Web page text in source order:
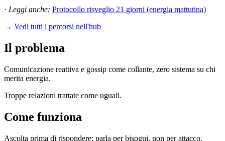
· Leggi anche: Protocollo risveglio 21 giorni (energia mattutina)
→ Vedi tutti i percorsi nell'hub
Il problema
Comunicazione reattiva e gossip come collante, zero sistema su chi
merita energia.
Troppe relazioni trattate come uguali.
Come funziona
Ascolta prima di rispondere; parla per bisogni, non per attacco.